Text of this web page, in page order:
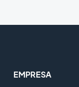
EMPRESA